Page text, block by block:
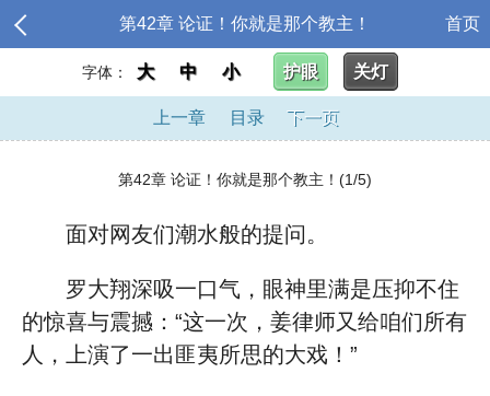
第42章 论证！你就是那个教主！ 首页
字体： 大 中 小 护眼 关灯
上一章 目录 下一页
第42章 论证！你就是那个教主！(1/5)
面对网友们潮水般的提问。
罗大翔深吸一口气，眼神里满是压抑不住
的惊喜与震撼：“这一次，姜律师又给咱们所有
人，上演了一出匪夷所思的大戏！”